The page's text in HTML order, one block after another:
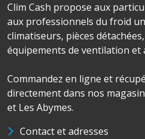
Clim Cash propose aux
aux professionnels du froid
climatiseurs, pièces
équipements de ventilation et
Commandez en ligne et
directement dans nos
et Les Abymes.
Contact et adresses